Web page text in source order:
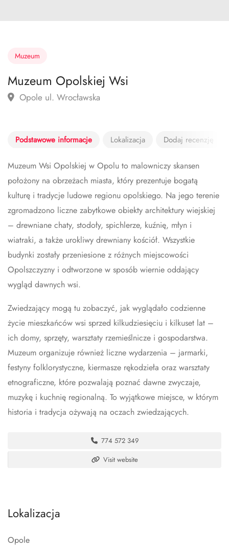
Muzeum
Muzeum Opolskiej Wsi
Opole ul. Wrocławska
Podstawowe informacje Lokalizacja Dodaj recenzję
Muzeum Wsi Opolskiej w Opolu to malowniczy skansen
położony na obrzeżach miasta, który prezentuje bogatą
kulturę i tradycje ludowe regionu opolskiego. Na jego terenie
zgromadzono liczne zabytkowe obiekty architektury wiejskiej
– drewniane chaty, stodoły, spichlerze, kuźnię, młyn i
wiatraki, a także urokliwy drewniany kościół. Wszystkie
budynki zostały przeniesione z różnych miejscowości
Opolszczyzny i odtworzone w sposób wiernie oddający
wygląd dawnych wsi.
Zwiedzający mogą tu zobaczyć, jak wyglądało codzienne
życie mieszkańców wsi sprzed kilkudziesięciu i kilkuset lat –
ich domy, sprzęty, warsztaty rzemieślnicze i gospodarstwa.
Muzeum organizuje również liczne wydarzenia – jarmarki,
festyny folklorystyczne, kiermasze rękodzieła oraz warsztaty
etnograficzne, które pozwalają poznać dawne zwyczaje,
muzykę i kuchnię regionalną. To wyjątkowe miejsce, w którym
historia i tradycja ożywają na oczach zwiedzających.
774 572 349
Visit website
Lokalizacja
Opole